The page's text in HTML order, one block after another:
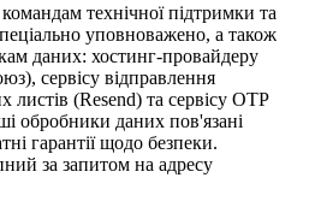
технічної підтримки та
уповноважено, а також
даних: хостинг-провайдеру
сервісу відправлення
листів (Resend) та сервісу OTP
обробники даних пов'язані
гарантії щодо безпеки.
за запитом на адресу